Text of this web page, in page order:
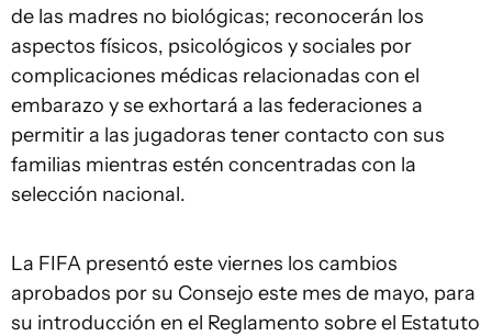
de las madres no biológicas; reconocerán los
aspectos físicos, psicológicos y sociales por
complicaciones médicas relacionadas con el
embarazo y se exhortará a las federaciones a
permitir a las jugadoras tener contacto con sus
familias mientras estén concentradas con la
selección nacional.
La FIFA presentó este viernes los cambios
aprobados por su Consejo este mes de mayo, para
su introducción en el Reglamento sobre el Estatuto